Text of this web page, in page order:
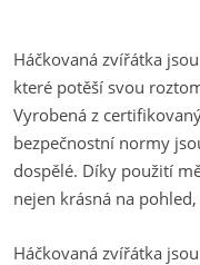
Háčkovaná zvířátka
které potěší svou
Vyrobená z
bezpečnostní normy
dospělé. Díky použití
nejen krásná na
Háčkovaná zvířátka